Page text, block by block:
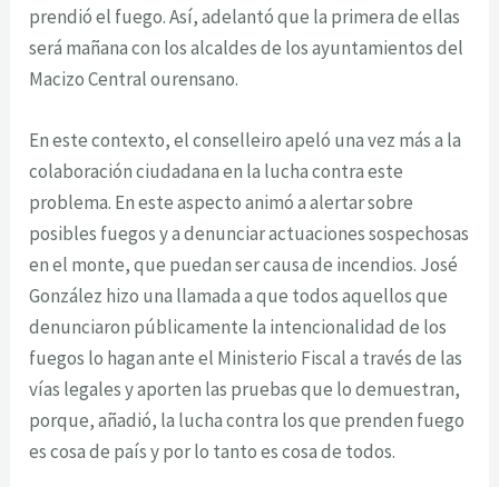
prendió el fuego. Así, adelantó que la primera de ellas
será mañana con los alcaldes de los ayuntamientos del
Macizo Central ourensano.
En este contexto, el conselleiro apeló una vez más a la
colaboración ciudadana en la lucha contra este
problema. En este aspecto animó a alertar sobre
posibles fuegos y a denunciar actuaciones sospechosas
en el monte, que puedan ser causa de incendios. José
González hizo una llamada a que todos aquellos que
denunciaron públicamente la intencionalidad de los
fuegos lo hagan ante el Ministerio Fiscal a través de las
vías legales y aporten las pruebas que lo demuestran,
porque, añadió, la lucha contra los que prenden fuego
es cosa de país y por lo tanto es cosa de todos.